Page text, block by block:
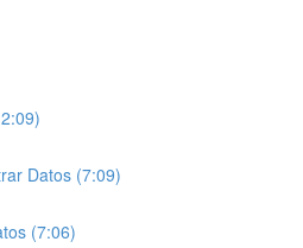
Datos (7:09)
(7:06)